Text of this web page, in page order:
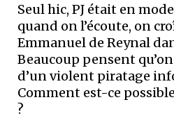
Seul hic, PJ était en
quand on l’écoute, on
Emmanuel de Reynal
Beaucoup pensent
d’un violent piratage
Comment est-ce
?